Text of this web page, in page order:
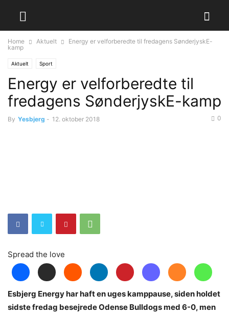
Home Aktuelt
Energy er velforberedte til fredagens SønderjyskE-
kamp
Aktuelt Sport
Energy er velforberedte til
fredagens SønderjyskE-kamp
By Yesbjerg - 12. oktober 2018 0
Spread the love
Esbjerg Energy har haft en uges kamppause, siden holdet
sidste fredag besejrede Odense Bulldogs med 6-0, men